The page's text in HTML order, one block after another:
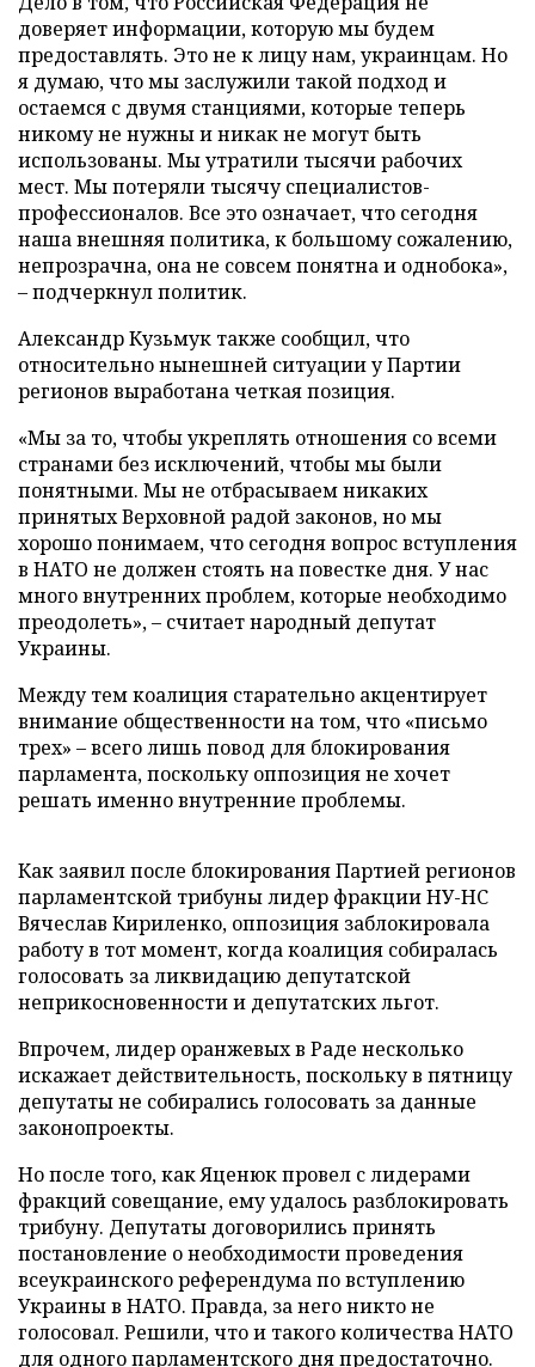
доверяет информации, которую мы будем
предоставлять. Это не к лицу нам, украинцам. Но
я думаю, что мы заслужили такой подход и
остаемся с двумя станциями, которые теперь
никому не нужны и никак не могут быть
использованы. Мы утратили тысячи рабочих
мест. Мы потеряли тысячу специалистов-
профессионалов. Все это означает, что сегодня
наша внешняя политика, к большому сожалению,
непрозрачна, она не совсем понятна и однобока»,
– подчеркнул политик.
Александр Кузьмук также сообщил, что
относительно нынешней ситуации у Партии
регионов выработана четкая позиция.
«Мы за то, чтобы укреплять отношения со всеми
странами без исключений, чтобы мы были
понятными. Мы не отбрасываем никаких
принятых Верховной радой законов, но мы
хорошо понимаем, что сегодня вопрос вступления
в НАТО не должен стоять на повестке дня. У нас
много внутренних проблем, которые необходимо
преодолеть», – считает народный депутат
Украины.
Между тем коалиция старательно акцентирует
внимание общественности на том, что «письмо
трех» – всего лишь повод для блокирования
парламента, поскольку оппозиция не хочет
решать именно внутренние проблемы.
Как заявил после блокирования Партией регионов
парламентской трибуны лидер фракции НУ-НС
Вячеслав Кириленко, оппозиция заблокировала
работу в тот момент, когда коалиция собиралась
голосовать за ликвидацию депутатской
неприкосновенности и депутатских льгот.
Впрочем, лидер оранжевых в Раде несколько
искажает действительность, поскольку в пятницу
депутаты не собирались голосовать за данные
законопроекты.
Но после того, как Яценюк провел с лидерами
фракций совещание, ему удалось разблокировать
трибуну. Депутаты договорились принять
постановление о необходимости проведения
всеукраинского референдума по вступлению
Украины в НАТО. Правда, за него никто не
голосовал. Решили, что и такого количества НАТО
для одного парламентского дня предостаточно.